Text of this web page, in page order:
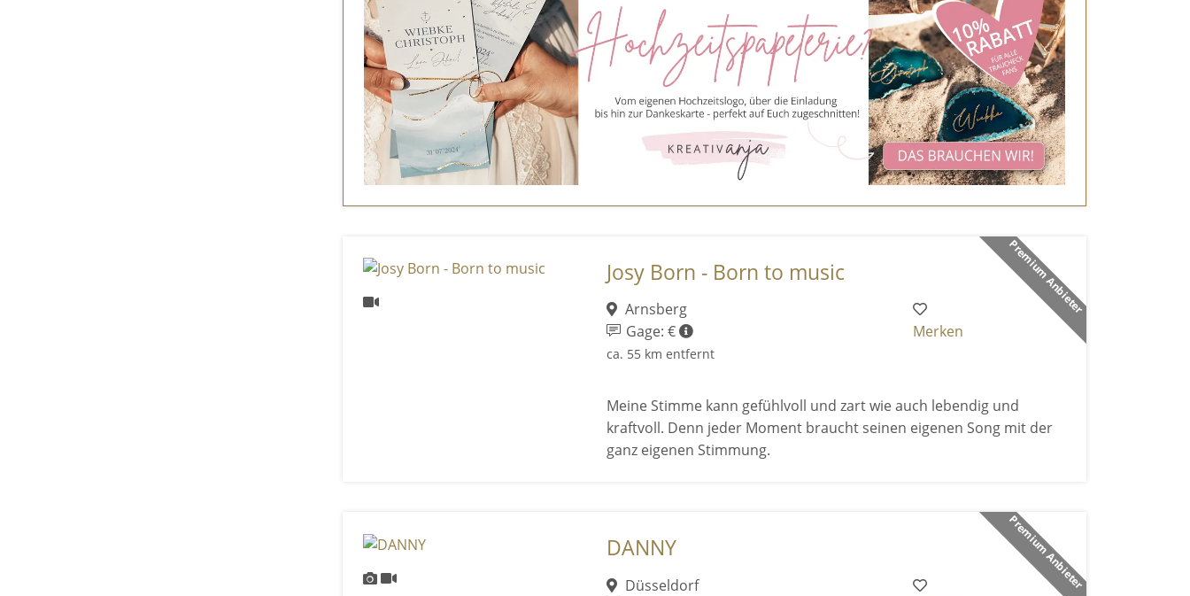
Premium Anbieter
Josy Born - Born to music
Arnsberg
Gage: €
ca. 55 km entfernt
Merken
Meine Stimme kann gefühlvoll und zart wie auch lebendig und
kraftvoll. Denn jeder Moment braucht seinen eigenen Song mit der
ganz eigenen Stimmung.
Premium Anbieter
DANNY
Düsseldorf